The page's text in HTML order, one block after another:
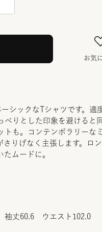
お気
シックなTシャツです。適
ぺりとした印象を避けると
トも。コンテンポラリーな
りげなく主張します。ロン
ムードに。
丈60.6 ウエスト102.0